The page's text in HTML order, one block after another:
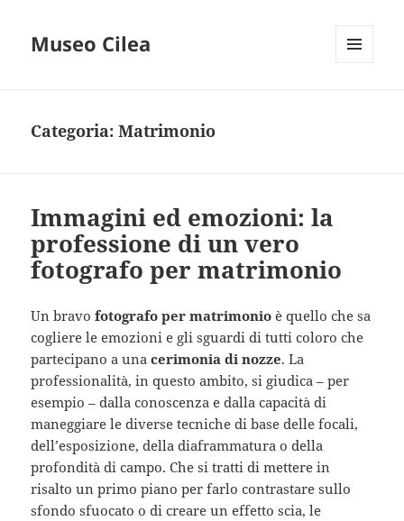
Museo Cilea
Categoria:Matrimonio
Immagini ed emozioni: la
professione di un vero
fotografo per matrimonio
Un bravofotografo per matrimonio è quello che sa
cogliere le emozioni e gli sguardi di tutti coloro che
partecipano a unacerimonia di nozze. La
professionalità, in questo ambito, si giudica – per
esempio – dalla conoscenza e dalla capacità di
maneggiare le diverse tecniche di base delle focali,
dell’esposizione, della diaframmatura o della
profondità di campo. Che si tratti di mettere in
risalto un primo piano per farlo contrastare sullo
sfondo sfuocato o di creare un effetto scia, le